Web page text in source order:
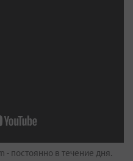
- постоянно в течение дня.